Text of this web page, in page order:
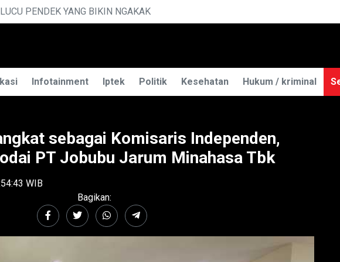
Infotainment Iptek Politik Kesehatan Hukum / kriminal
sebagai Komisaris Independen,
PT Jobubu Jarum Minahasa Tbk
WIB
Bagikan: